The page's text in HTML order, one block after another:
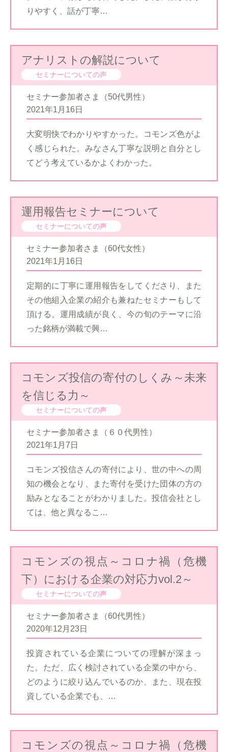
りやすく、話が丁寧…
アナリストの解説について
セミナーについての声
セミナー参加者さま（50代男性）
2021年1月16日
大変明快でわかりやすかった。コモンズ色がよ
く感じられた。みなさん丁寧な説明と自分とし
てどう考えているかよくわかった。
運用報告セミナーについて
セミナーについての声
セミナー参加者さま（60代女性）
2021年1月16日
定期的に丁寧に運用報告をしてくださり、また
その他組入企業の紹介も兼ねたセミナーもして
頂ける。運用成績が良く、今の旬のテーマに沿
った銘柄が満載で興…
コモンズ投信の寄付のしくみ～未来
を信じる力～
セミナーについての声
セミナー参加者さま（６０代男性）
2021年1月7日
コモンズ投信さんの寄付により、世の中への周
知の機会となり、また寄付を受けた団体の方の
励みとなることがわかりました。投信会社とし
ては、他と異なるこ…
コモンズの視点～コロナ禍（危機
下）における企業の対応力vol.2～
セミナーについての声
セミナー参加者さま（60代男性）
2020年12月23日
投資されている企業についての理解が深まっ
た。ただ、広く検討されている企業の中から、
どのように絞り込んでいるのか、また、現在投
資している企業でも、…
コモンズの視点～コロナ禍（危機